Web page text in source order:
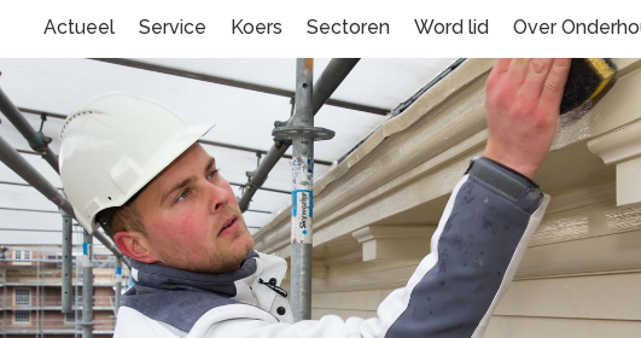
Actueel Service Koers Sectoren Word lid Over